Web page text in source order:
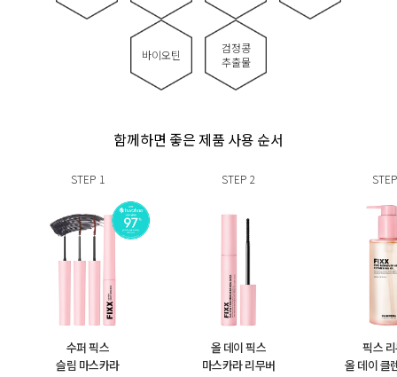
바이오틴
검정콩
추출물
함께하면 좋은 제품 사용 순서
STEP 1
수퍼 픽스
슬림 마스카라
STEP 2
올 데이 픽스
마스카라 리무버
STEP
픽스
올 데이 클